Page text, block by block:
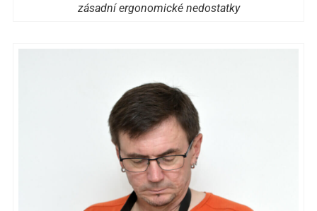
zásadní ergonomické nedostatky